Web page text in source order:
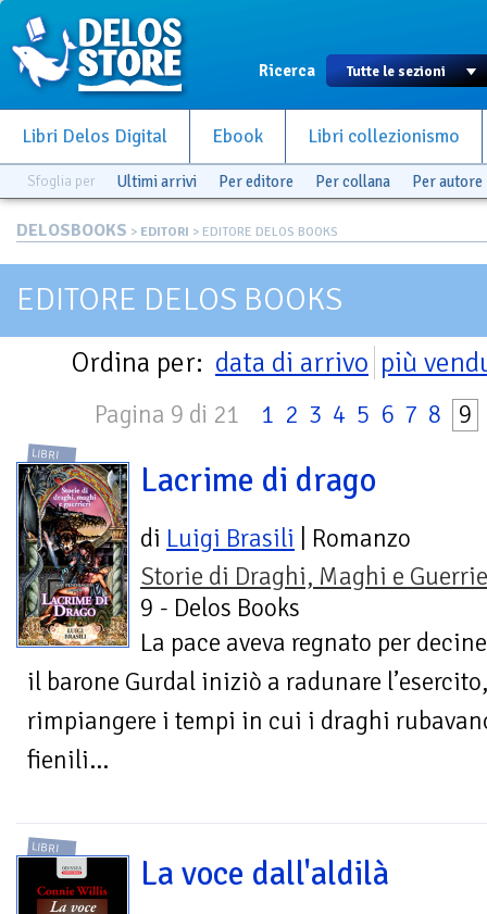
Ricerca
Libri Delos Digital Ebook Libri collezionismo
Sfoglia per Ultimi arrivi Per editore Per collana Per autore
DELOSBOOKS > EDITORI > EDITORE DELOS BOOKS
EDITORE DELOS BOOKS
Ordina per: data di arrivo più
Pagina 9 di 21 1 2 3 4 5 6 7 8 9
LIBRI
Lacrime di drago
di Luigi Brasili | Romanzo
Storie di Draghi, Maghi e
9 - Delos Books
La pace aveva regnato per
il barone Gurdal iniziò a radunare
rimpiangere i tempi in cui i draghi
fienili...
LIBRI
La voce dall'aldilà